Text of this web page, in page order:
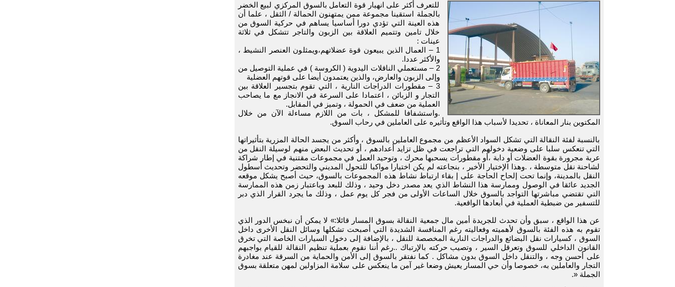
للتعرف أكثر على انهيار قوة التعامل بالسوق المركزي لبيع الخضر
بالجملة استقينا مجموعة ممن يمتهنون الحمالة / الثقل ، علما أن
هذه العينة التي تؤدي دورا أساسيا يساهم في حركية السوق من
خلال تامين وتتميم العلاقة بين الزبون والتاجر تتشكل في ثلاثة
عينات :
1 – العمال الذين يبيعون قوة عضلاتهم،ويمثلون العنصر النشيط ،
والأكثر عددا.
2 – مستعملي الناقلات اليدوية ( الكروسة ) في عملية التوصيل من
وإلى الزبون والعارض، والذين يعتمدون أيضا على قوتهم العضلية
3 – مقطورات الدراجات النارية ، التي تقوم بتجسير العلاقة بين
التجار و الزبائن ، اعتمادا على السرعة في الانجاز مع ما يصاحب
العملية من ضعف في الحمولة ، وتميز في المقابل.
.واستشفافا للمشكل ، بات من اللازم مساءلة الآن من خلال
المكتوين بنار المعاناة ، تحديدا لأسباب هذا الواقع وتأثيره على العاملين في رحاب السوق.
بالنسبة لفئة النقالة التي تشكل السواد الأعظم من مجموع العاملين بالسوق ، وأكثر من يجسد الحالة المزرية بتأثيراتها
التي تنعكس سلبا على وضعية دخولهم التي تراجعت في ظل تزايد أعدادهم ، أو تحديث البعض منهم لوسيلة النقل من
عربة مجرورة بقوة العضلات أو دابة ،أو مقطورات يسحبها محرك ، وتوحيد العمل في مجموعات مقتنية في إطار شراكة
لشاحنة نقل متوسطة ، .وهذا الإختيار الأخير ، بنجاعته لم يكن اختيارا مواكبا للتحول المديني والتحضر وتحديث أسطول
النقل بالمدينة، وإنما تحت إلحاح الحاجة على إ بقاء ارتباط نشاط هذه المجموعات بالسوق، حيث أصبح يشكل موقعه
الجديد عائقا في الوصول وممارسة هذا النشاط الذي يعد مصدر دخل وحيد ، وذلك للبعد وباعتبار زمن هذه الممارسة
التي تقتضي مباشرتها التواجد بالسوق خلال الساعات الأولى من فجر كل يوم عمل ، وذلك ما يجرد القرار الذي دبر
للتسفير من ضبطية العملية في أبعادها الواقعية.
عن هذا الواقع ، سبق وأن تحدث للجريدة أمين مال جمعية النقالة بسوق المسار قائلا:» لا يمكن أن نبخس الدور الذي
تقوم به هذه الفئة بالسوق لأهميته وفعاليته رغم المنافسة الشديدة التي أصبحت تشكلها وسائل النقل الأخرى داخل
السوق ، كسيارات نقل البضائع والدراجات النارية المخصصة للنقل ، بالإضافة إلى دخول السيارات الخاصة التي تخرق
القانون الداخلي للسوق وتعرقل السير ، وتصيب حركته بالإرتباك ..رغم أننا نقوم بعملية تنظيم النقالة للقيام بواجبهم
على أحسن وجه ، والتنقل داخل السوق بدون مشاكل . كما نفتقر بالسوق إلى الأمن والحماية من السرقة عند مغادرة
التجار والعاملين به، خصوصا وأن حي المسار يعيش وضعا غير آمن ما ينعكس على سلامة المزاولين لمهن متعلقة بسوق
الجملة «.